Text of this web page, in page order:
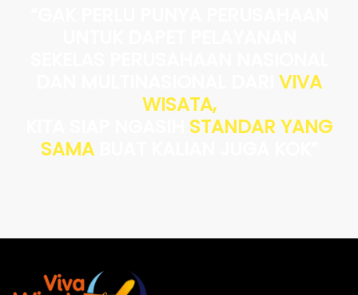
VIVA
WISATA,
STANDAR YANG
SAMA